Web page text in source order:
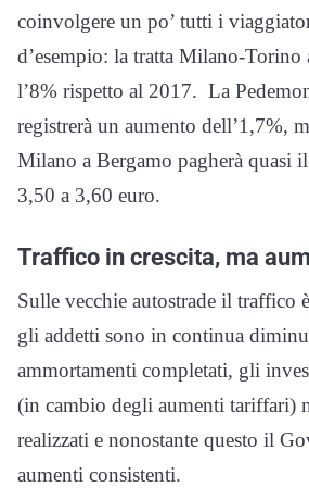
coinvolgere un po’ tutti i
d’esempio: la tratta Milano-Torino
l’8% rispetto al 2017. La
registrerà un aumento dell’1,7%,
Milano a Bergamo pagherà quasi
3,50 a 3,60 euro.
Traffico in crescita, ma
Sulle vecchie autostrade il traffico
gli addetti sono in continua
ammortamenti completati, gli
(in cambio degli aumenti tariffari)
realizzati e nonostante questo il
aumenti consistenti.